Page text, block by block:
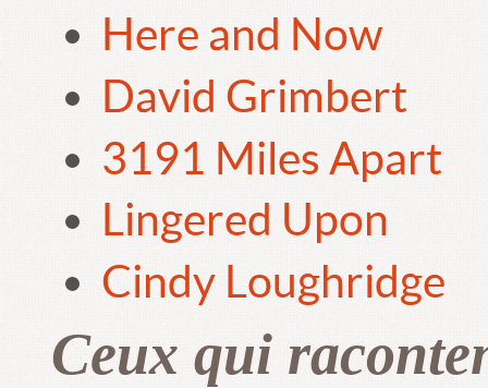
Here and Now
David Grimbert
3191 Miles Apart
Lingered Upon
Cindy Loughridge
Ceux qui